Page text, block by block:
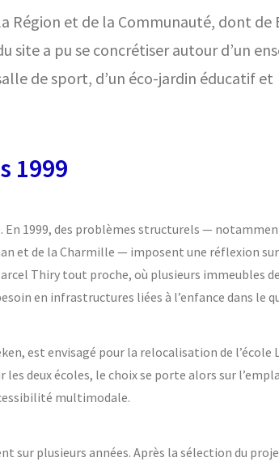
Région et de la Communauté, dont de
site a pu se concrétiser autour d’un
de sport, d’un éco-jardin éducatif et
1999
En 1999, des problèmes structurels —
et de la Charmille — imposent une réflexion
Thiry tout proche, où plusieurs immeubles
en infrastructures liées à l’enfance dans le
est envisagé pour la relocalisation de l’école
deux écoles, le choix se porte alors sur
multimodale.
sur plusieurs années. Après la sélection du